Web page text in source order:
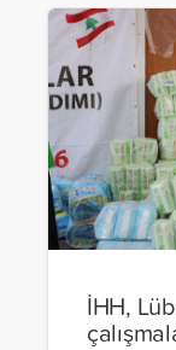
İHH,